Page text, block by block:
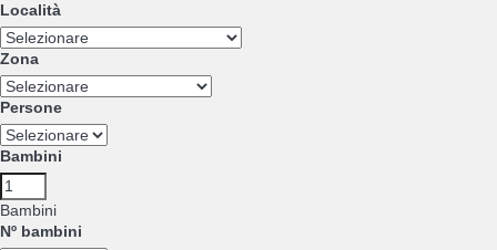
Località
Zona
Persone
Bambini
Bambini
Nº bambini